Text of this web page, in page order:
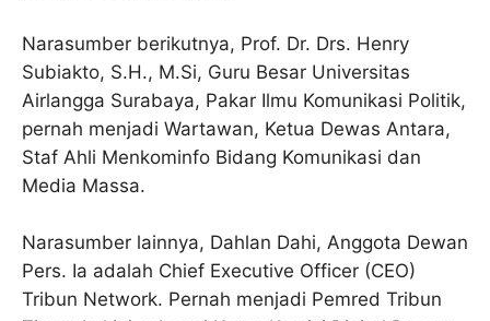
Narasumber berikutnya, Prof. Dr. Drs. Henry
Subiakto, S.H., M.Si, Guru Besar Universitas
Airlangga Surabaya, Pakar Ilmu Komunikasi Politik,
pernah menjadi Wartawan, Ketua Dewas Antara,
Staf Ahli Menkominfo Bidang Komunikasi dan
Media Massa.
Narasumber lainnya, Dahlan Dahi, Anggota Dewan
Pers. Ia adalah Chief Executive Officer (CEO)
Tribun Network. Pernah menjadi Pemred Tribun